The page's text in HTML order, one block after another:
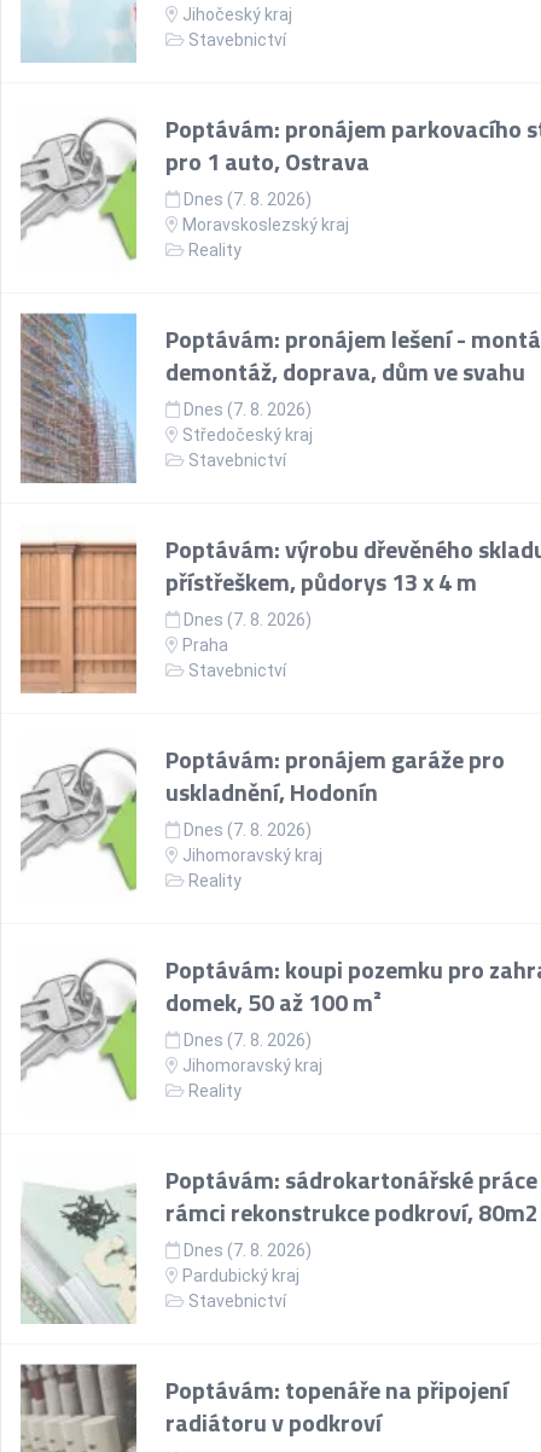
Jihočeský kraj
Stavebnictví
Poptávám: pronájem parkovacího
pro 1 auto, Ostrava
Dnes (7. 8. 2026)
Moravskoslezský kraj
Reality
Poptávám: pronájem lešení -
demontáž, doprava, dům ve svahu
Dnes (7. 8. 2026)
Středočeský kraj
Stavebnictví
Poptávám: výrobu dřevěného
přístřeškem, půdorys 13 x 4 m
Dnes (7. 8. 2026)
Praha
Stavebnictví
Poptávám: pronájem garáže pro
uskladnění, Hodonín
Dnes (7. 8. 2026)
Jihomoravský kraj
Reality
Poptávám: koupi pozemku pro
domek, 50 až 100 m²
Dnes (7. 8. 2026)
Jihomoravský kraj
Reality
Poptávám: sádrokartonářské
rámci rekonstrukce podkroví, 80m2
Dnes (7. 8. 2026)
Pardubický kraj
Stavebnictví
Poptávám: topenáře na připojení
radiátoru v podkroví